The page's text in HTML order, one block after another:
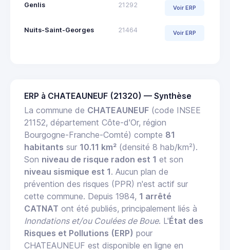
Genlis 21292 Voir ERP
Nuits-Saint-Georges 21464 Voir ERP
ERP à CHATEAUNEUF (21320) — Synthèse
La commune de CHATEAUNEUF (code INSEE
21152, département Côte-d'Or, région
Bourgogne-Franche-Comté) compte 81
habitants sur 10.11 km² (densité 8 hab/km²).
Son niveau de risque radon est 1 et son
niveau sismique est 1. Aucun plan de
prévention des risques (PPR) n'est actif sur
cette commune. Depuis 1984, 1 arrêté
CATNAT ont été publiés, principalement liés à
Inondations et/ou Coulées de Boue. L'État des
Risques et Pollutions (ERP) pour
CHATEAUNEUF est disponible en ligne en